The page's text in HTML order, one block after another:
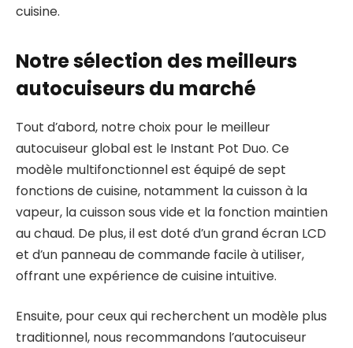
cuisine.
Notre sélection des meilleurs
autocuiseurs du marché
Tout d’abord, notre choix pour le meilleur
autocuiseur global est le Instant Pot Duo. Ce
modèle multifonctionnel est équipé de sept
fonctions de cuisine, notamment la cuisson à la
vapeur, la cuisson sous vide et la fonction maintien
au chaud. De plus, il est doté d’un grand écran LCD
et d’un panneau de commande facile à utiliser,
offrant une expérience de cuisine intuitive.
Ensuite, pour ceux qui recherchent un modèle plus
traditionnel, nous recommandons l’autocuiseur